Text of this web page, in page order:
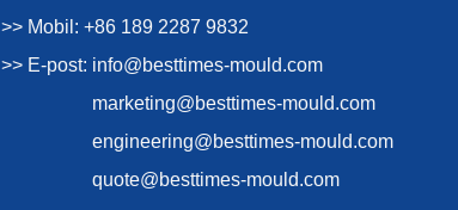
>> Mobil: +86 189 2287 9832
>> E-post: info@besttimes-mould.com
marketing@besttimes-mould.com
engineering@besttimes-mould.com
quote@besttimes-mould.com